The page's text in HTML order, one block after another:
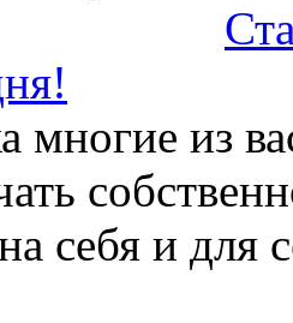
многие из
себя и для